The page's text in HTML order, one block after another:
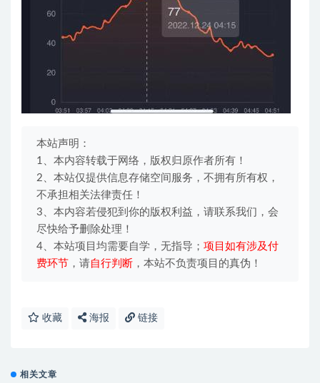
本站声明：
1、本内容转载于网络，版权归原作者所有！
2、本站仅提供信息存储空间服务，不拥有所有权，
不承担相关法律责任！
3、本内容若侵犯到你的版权利益，请联系我们，会
尽快给予删除处理！
4、本站项目均需要自学，无指导； 项目如有涉及付
费环节 ，请自行判断 ，本站不负责项目的真伪！
收藏 海报 链接
相关文章